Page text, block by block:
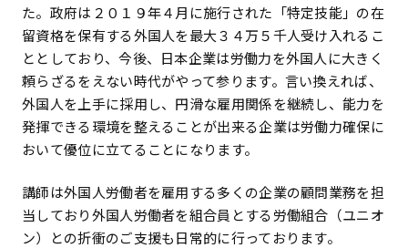
た。政府は２０１９年４月に施行された「特定技能」の在
留資格を保有する外国人を最大３４万５千人受け入れるこ
ととしており、今後、日本企業は労働力を外国人に大きく
頼らざるをえない時代がやって参ります。言い換えれば、
外国人を上手に採用し、円滑な雇用関係を継続し、能力を
発揮できる環境を整えることが出来る企業は労働力確保に
おいて優位に立てることになります。
講師は外国人労働者を雇用する多くの企業の顧問業務を担
当しており外国人労働者を組合員とする労働組合（ユニオ
ン）との折衝のご支援も日常的に行っております。